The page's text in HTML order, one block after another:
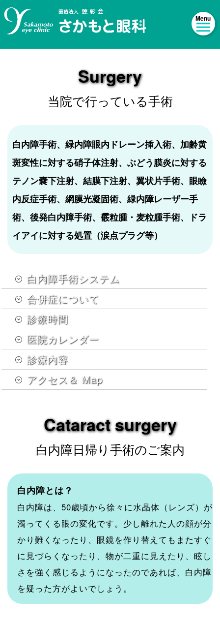
Surgery
当院で行っている手術
白内障手術、緑内障眼内ドレーン挿入術、加齢黄
斑変性に対する硝子体注射、ぶどう膜炎に対する
テノン嚢下注射、結膜下注射、翼状片手術、眼瞼
内反症手術、網膜光凝固術、緑内障レーザー手
術、後発白内障手術、霰粒腫・麦粒腫手術、ドラ
イアイに対する処置（涙点プラグ等）
白内障手術システム
合併症について
診療時間
医院カレンダー
診療内容
アクセス＆ Map
Cataract surgery
白内障日帰り手術のご案内
白内障とは？
白内障は、50歳頃から徐々に水晶体（レンズ）が
濁ってくる眼の変化です。少し離れた人の顔が分
かり難くなったり、眼鏡を作り替えてもまたすぐ
に見づらくなったり、物が二重に見えたり、眩し
さを強く感じるようになったのであれば、白内障
を疑った方がよいでしょう。